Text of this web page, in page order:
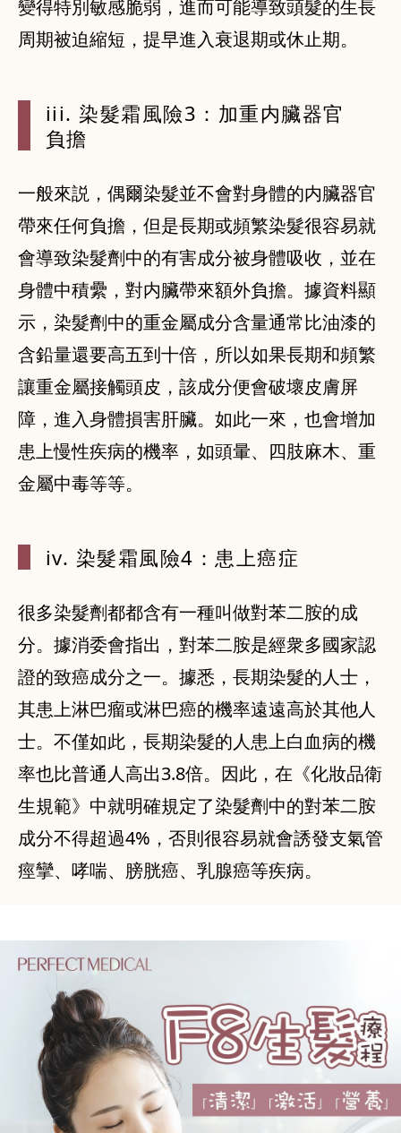
變得特別敏感脆弱，進而可能導致頭髮的生長
周期被迫縮短，提早進入衰退期或休止期。
iii. 染髮霜風險3： 加重内臟器官
負擔
一般來説，偶爾染髮並不會對身體的内臟器官
帶來任何負擔，但是長期或頻繁染髮很容易就
會導致染髮劑中的有害成分被身體吸收，並在
身體中積纍，對内臟帶來額外負擔。據資料顯
示，染髮劑中的重金屬成分含量通常比油漆的
含鉛量還要高五到十倍，所以如果長期和頻繁
讓重金屬接觸頭皮，該成分便會破壞皮膚屏
障，進入身體損害肝臟。如此一來，也會增加
患上慢性疾病的機率，如頭暈、四肢麻木、重
金屬中毒等等。
iv. 染髮霜風險4：患上癌症
很多染髮劑都都含有一種叫做對苯二胺的成
分。據消委會指出，對苯二胺是經衆多國家認
證的致癌成分之一。據悉，長期染髮的人士，
其患上淋巴瘤或淋巴癌的機率遠遠高於其他人
士。不僅如此，長期染髮的人患上白血病的機
率也比普通人高出3.8倍。因此，在《化妝品衛
生規範》中就明確規定了染髮劑中的對苯二胺
成分不得超過4%，否則很容易就會誘發支氣管
痙攣、哮喘、膀胱癌、乳腺癌等疾病。